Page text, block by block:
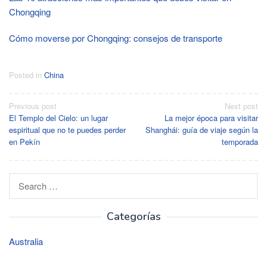
Chongqing
Cómo moverse por Chongqing: consejos de transporte
Posted in China
Post
navigation
Previous post
El Templo del Cielo: un lugar
espiritual que no te puedes perder
en Pekín
Next post
La mejor época para visitar
Shanghái: guía de viaje según la
temporada
for:
Categorías
Australia